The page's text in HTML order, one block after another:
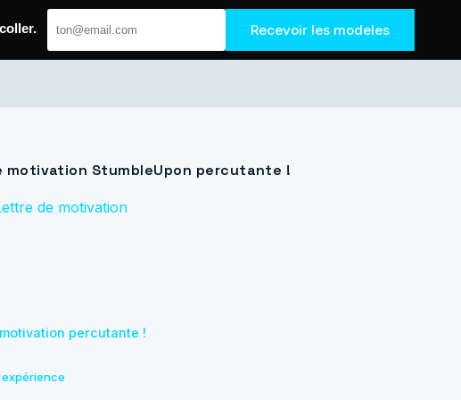
StumbleUpon percutante !
de motivation
percutante !
Recevoir les modeles